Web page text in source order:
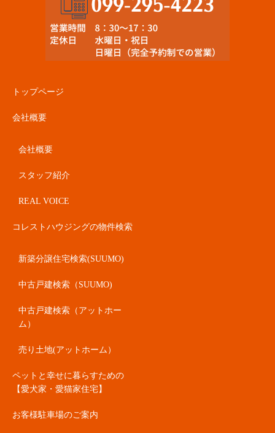
トップページ
会社概要
会社概要
スタッフ紹介
REAL VOICE
コレストハウジングの物件検索
新築分譲住宅検索(SUUMO)
中古戸建検索（SUUMO)
中古戸建検索（アットホー
ム）
売り土地(アットホーム）
ペットと幸せに暮らすための
【愛犬家・愛猫家住宅】
お客様駐車場のご案内